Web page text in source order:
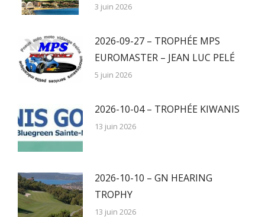
3 juin 2026
2026-09-27 – TROPHÉE MPS
EUROMASTER – JEAN LUC PELÉ
5 juin 2026
2026-10-04 – TROPHÉE KIWANIS
13 juin 2026
2026-10-10 – GN HEARING
TROPHY
13 juin 2026